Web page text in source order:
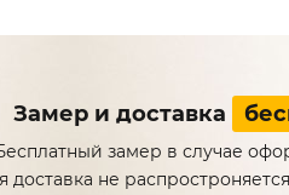
Замер и доставка
замер в случае
доставка не